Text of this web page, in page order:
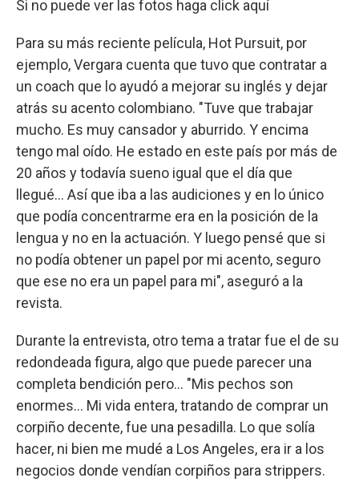
Si no puede ver las fotos haga click aquí
Para su más reciente película, Hot Pursuit, por
ejemplo, Vergara cuenta que tuvo que contratar a
un coach que lo ayudó a mejorar su inglés y dejar
atrás su acento colombiano. "Tuve que trabajar
mucho. Es muy cansador y aburrido. Y encima
tengo mal oído. He estado en este país por más de
20 años y todavía sueno igual que el día que
llegué... Así que iba a las audiciones y en lo único
que podía concentrarme era en la posición de la
lengua y no en la actuación. Y luego pensé que si
no podía obtener un papel por mi acento, seguro
que ese no era un papel para mi", aseguró a la
revista.
Durante la entrevista, otro tema a tratar fue el de su
redondeada figura, algo que puede parecer una
completa bendición pero... "Mis pechos son
enormes... Mi vida entera, tratando de comprar un
corpiño decente, fue una pesadilla. Lo que solía
hacer, ni bien me mudé a Los Angeles, era ir a los
negocios donde vendían corpiños para strippers.